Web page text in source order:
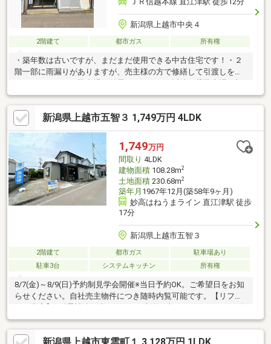
新潟県上越市中央４
2階建て 都市ガス 所有権
・築年数は古いですが、まだまだ使用できる中古住宅です！・２
階一部に雨漏りがありますが、売主様の方で修繕して引渡しをし
て下さいます！・駐車場が付属しないため、近隣の貸駐車場を契
約する小童洋画あります。・残置物は売主が必要な物以外は現状
渡しです。※本体代金に別途諸費用が掛かります。
新潟県上越市五智３ 1,749万円 4LDK
1,749万円
間取り 4LDK
建物面積108.28m2
土地面積230.68m2
築年月 1967年12月(築58年9ヶ月)
妙高はねうまライン 直江津駅 徒歩
17分
新潟県上越市五智３
2階建て 都市ガス
駐車場あり
駐車3台
システムキッチン 所有権
8/7(金)～8/9(日)予約制見学会開催※当日予約OK。ご希望日をお知
らせください。自社売主物件につき随時内覧可能です。【リフォ
交換、雨漏り点検、設備点検●システムキッチン交換、ユニット
バス交換、トイレ交換、洗面化粧台交換●間取変更、室内ドア交
換、床材上張り、シューズボックス交換、クロス張替え●給湯器